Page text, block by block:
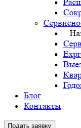
Блог
Контакты
Подать заявку